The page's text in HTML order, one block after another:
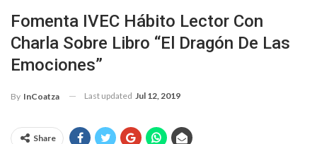
Fomenta IVEC Hábito Lector Con
Charla Sobre Libro “El Dragón De Las
Emociones”
By InCoatza Last updated Jul 12, 2019
Share